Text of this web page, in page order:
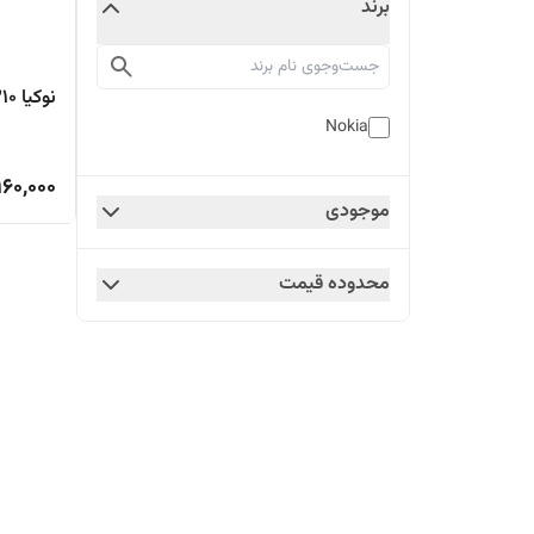
برند
Nokia
موجودی
محدوده قیمت
نوکیا ۳۳۱۰